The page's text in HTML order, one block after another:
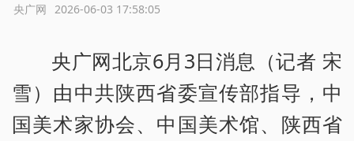
2026-06-03 17:58:05
央广网
央广网北京6月3日消息（记者 宋
雪）由中共陕西省委宣传部指导，中
国美术家协会、中国美术馆、陕西省